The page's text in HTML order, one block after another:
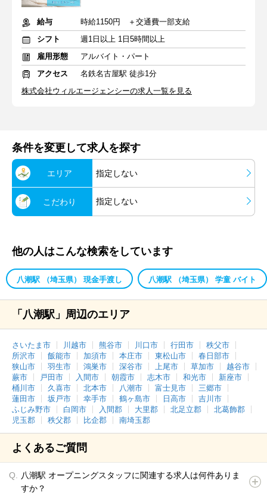
給与
時給1150円 ＋交通費一部支給
シフト
週1日以上 1日5時間以上
雇用形態
アルバイト・パート
アクセス
名鉄名古屋駅 徒歩1分
株式会社ウィルエージェンシーの求人一覧を見る
条件を変更して求人を探す
エリア 指定しない
こだわり 指定しない
他の人はこんな検索をしています
八潮駅 （埼玉県） 現金手渡し 八潮駅 （埼玉県） 学童 バイト
「八潮駅」周辺のエリア
さいたま市 川越市 熊谷市 川口市 行田市
秩父市
所沢市
飯能市 加須市 本庄市 東松山市
春日部市
狭山市
羽生市 鴻巣市 深谷市 上尾市 草加市
越谷市
蕨市
戸田市 入間市 朝霞市 志木市 和光市
新座市
桶川市
久喜市 北本市 八潮市 富士見市
三郷市
蓮田市
坂戸市 幸手市 鶴ヶ島市 日高市
吉川市
ふじみ野市
白岡市 入間郡 大里郡 北足立郡
北葛飾郡
児玉郡
秩父郡 比企郡 南埼玉郡
よくあるご質問
八潮駅 オープニングスタッフに関連する求人は何件ありま
すか？